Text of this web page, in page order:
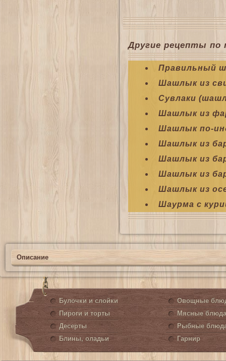
Другие рецепты по
Правильный
Шашлык из
Сувлаки
Шашлык из
Шашлык по-
Шашлык из
Шашлык из
Шашлык из
Шашлык из
Шаурма с
Описание
Булочки и слойки
Пироги и торты
Десерты
Блины, оладьи
Овощные
Мясные блюда
Рыбные
Гарнир